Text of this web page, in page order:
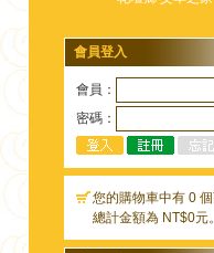
會員登入
會員：
密碼：
您的購物車中有 0 個
總計金額為 NT$0元。